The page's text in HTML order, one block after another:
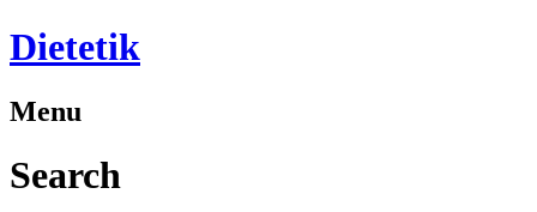
Dietetik
Menu
Search